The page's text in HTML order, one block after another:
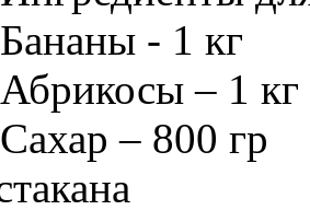
Бананы - 1 кг
Абрикосы – 1 кг
Сахар – 800 гр